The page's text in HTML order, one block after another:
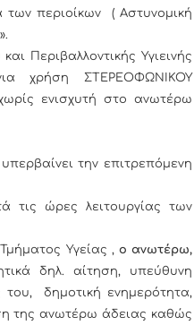
περιοίκων ( Αστυνομική
Περιβαλλοντικής Υγιεινής
χρήση ΣΤΕΡΕΟΦΩΝΙΚΟΥ
ενισχυτή στο ανωτέρω
την επιτρεπόμενη
τις ώρες λειτουργίας των
Υγείας , ο ανωτέρω,
δηλ. αίτηση, υπεύθυνη
δημοτική ενημερότητα,
της ανωτέρω άδειας καθώς